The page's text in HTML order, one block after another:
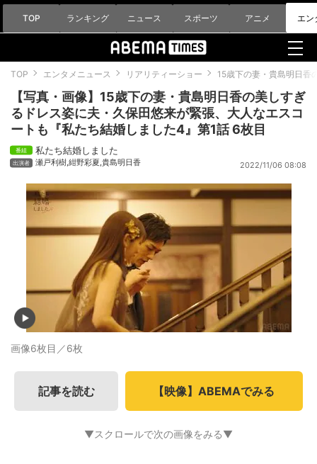
TOP ランキング ニュース スポーツ アニメ エン
TOP エンタメニュース リアリティーショー 15歳下の妻・貴島明日香
【写真・画像】15歳下の妻・貴島明日香の美しすぎ
るドレス姿に夫・久保田悠来が緊張、大人なエスコ
ートも『私たち結婚しました4』第1話 6枚目
私たち結婚しました
瀬戸利樹,紺野彩夏,貴島明日香 2022/11/06 08:08
画像6枚目／6枚
記事を読む 【映像】ABEMAでみる
▼スクロールで次の画像をみる▼